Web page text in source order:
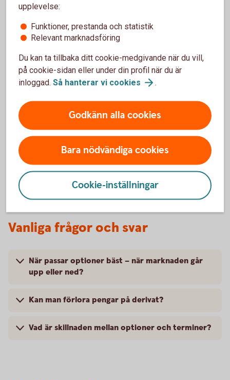
Handlar ert företag med värdepapper eller andra
Optionsskola
Lär dig mer om värdepapper.
Optionsskola
Vanliga frågor och svar
När passar optioner bäst – när marknaden går
upp eller ned?
Kan man förlora pengar på derivat?
Vad är skillnaden mellan optioner och terminer?
upplevelse:
Funktioner, prestanda och statistik
Relevant marknadsföring
Du kan ta tillbaka ditt cookie-medgivande när du vill,
på cookie-sidan eller under din profil när du är
inloggad. Så hanterar vi cookies .
Godkänn alla cookies
Bara nödvändiga cookies
Cookie-inställningar